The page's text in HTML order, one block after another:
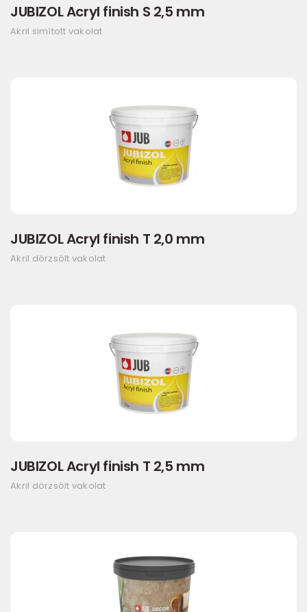
JUBIZOL Acryl finish S 2,5 mm
Akril simított vakolat
JUBIZOL Acryl finish T 2,0 mm
Akril dörzsölt vakolat
JUBIZOL Acryl finish T 2,5 mm
Akril dörzsölt vakolat